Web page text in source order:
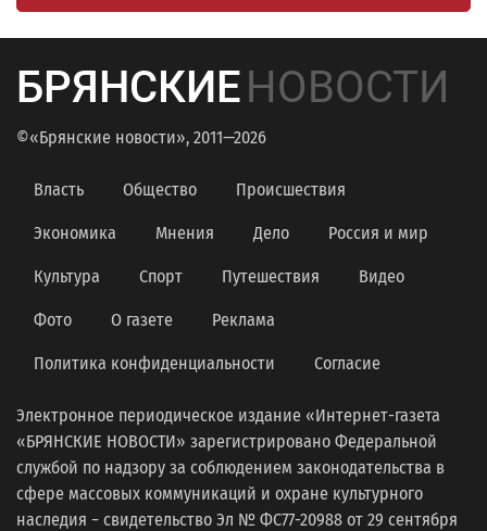
БРЯНСКИЕНОВОСТИ
©«Брянские новости», 2011—2026
Власть Общество Происшествия
Экономика Мнения Дело Россия и мир
Культура Спорт Путешествия Видео
Фото О газете Реклама
Политика конфиденциальности Согласие
Электронное периодическое издание «Интернет-газета
«БРЯНСКИЕ НОВОСТИ» зарегистрировано Федеральной
службой по надзору за соблюдением законодательства в
сфере массовых коммуникаций и охране культурного
наследия − свидетельство Эл № ФС77-20988 от 29 сентября